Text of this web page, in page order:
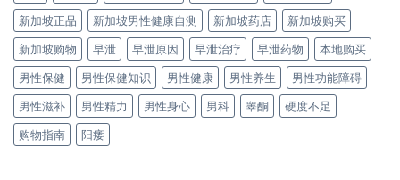
新加坡正品
新加坡男性健康自测 新加坡药店
新加坡购买
新加坡购物
早泄 早泄原因 早泄治疗 早泄药物
本地购买
男性保健
男性保健知识 男性健康 男性养生
男性功能障碍
男性滋补
男性精力 男性身心 男科 睾酮
硬度不足
购物指南
阳痿